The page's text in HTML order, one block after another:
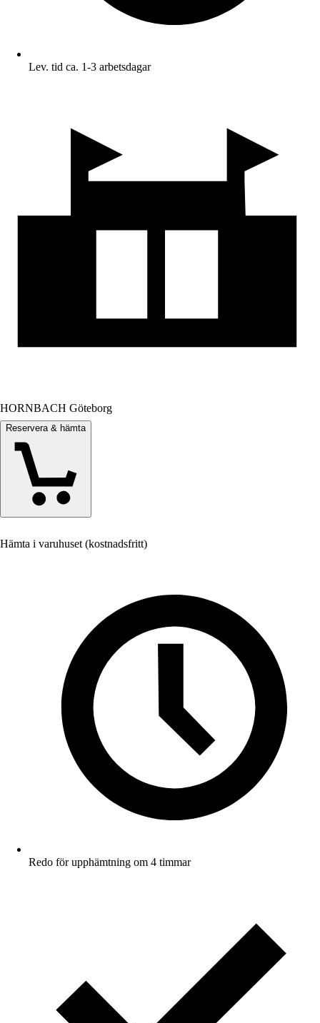
Lev. tid ca. 1-3 arbetsdagar
HORNBACH Göteborg
Reservera & hämta
Hämta i varuhuset (kostnadsfritt)
Redo för upphämtning om 4 timmar